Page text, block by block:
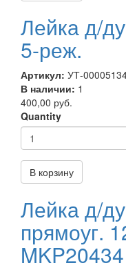
Лейка д/
5-реж.
Артикул: УТ-
В наличии: 1
400,00 руб.
Quantity
В корзину
Лейка д/
прямоуг.
MKP20434